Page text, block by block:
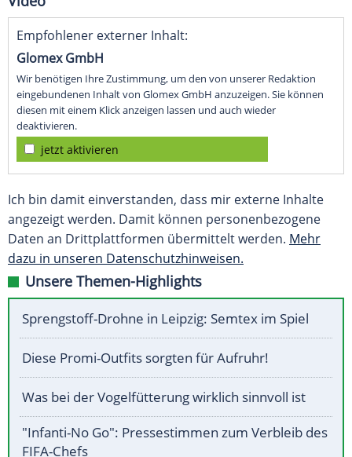
Empfohlener externer Inhalt:
Glomex GmbH
Wir benötigen Ihre Zustimmung, um den von unserer Redaktion
eingebundenen Inhalt von Glomex GmbH anzuzeigen. Sie können
diesen mit einem Klick anzeigen lassen und auch wieder
deaktivieren.
jetzt aktivieren
Ich bin damit einverstanden, dass mir externe Inhalte
angezeigt werden. Damit können personenbezogene
Daten an Drittplattformen übermittelt werden. Mehr
dazu in unseren Datenschutzhinweisen.
Unsere Themen-Highlights
Sprengstoff-Drohne in Leipzig: Semtex im Spiel
Diese Promi-Outfits sorgten für Aufruhr!
Was bei der Vogelfütterung wirklich sinnvoll ist
"Infanti-No Go": Pressestimmen zum Verbleib des
FIFA-Chefs